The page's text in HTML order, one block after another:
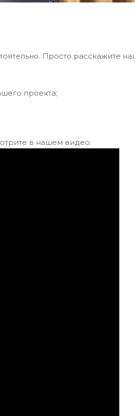
Просто расскажите
проекта;
в нашем видео: